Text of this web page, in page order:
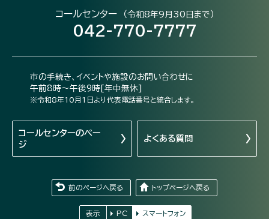
コールセンター （令和8年9月30日まで）
042-770-7777
市の手続き、イベントや施設のお問い合わせに
午前8時～午後9時[年中無休]
※令和8年10月1日より代表電話番号と統合します。
コールセンターのペー
ジ
よくある質問
前のページへ戻る トップページへ戻る
表示 PC スマートフォン